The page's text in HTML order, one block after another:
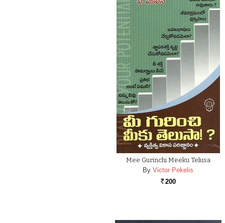
Mee Gurinchi Meeku Telusa
By Victor Pekelis
Rs. 200